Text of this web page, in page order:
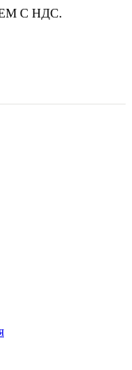
С НДС.